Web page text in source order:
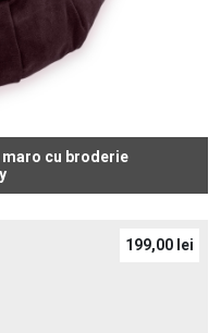
maro cu broderie
199,00 lei